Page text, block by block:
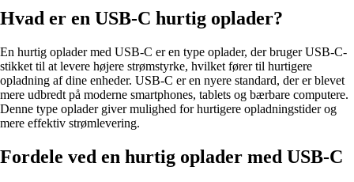
Hvad er en USB-C hurtig oplader?
En hurtig oplader med USB-C er en type oplader, der bruger USB-C-
stikket til at levere højere strømstyrke, hvilket fører til hurtigere
opladning af dine enheder. USB-C er en nyere standard, der er blevet
mere udbredt på moderne smartphones, tablets og bærbare computere.
Denne type oplader giver mulighed for hurtigere opladningstider og
mere effektiv strømlevering.
Fordele ved en hurtig oplader med USB-C